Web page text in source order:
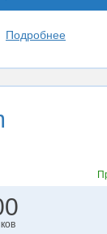
Подробнее